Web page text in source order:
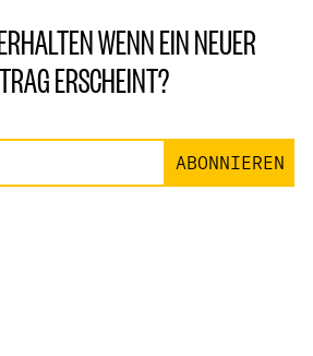
WENN EIN NEUER
ERSCHEINT?
ABONNIEREN